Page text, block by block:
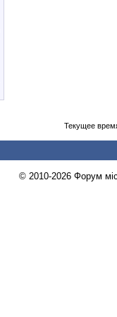
Текущее
© 2010-2026 Форум